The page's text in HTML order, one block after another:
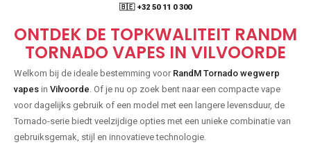
🇧🇪 +32 50 11 0 300
ONTDEK DE TOPKWALITEIT RANDM
TORNADO VAPES IN VILVOORDE
Welkom bij de ideale bestemming voor RandM Tornado wegwerp
vapes in Vilvoorde . Of je nu op zoek bent naar een compacte vape
voor dagelijks gebruik of een model met een langere levensduur, de
Tornado-serie biedt veelzijdige opties met een unieke combinatie van
gebruiksgemak, stijl en innovatieve technologie.